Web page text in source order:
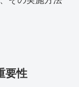
要性